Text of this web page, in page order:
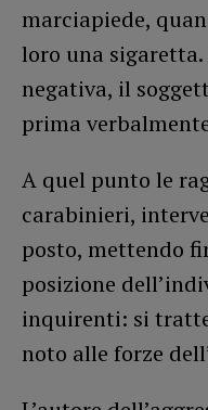
marciapiede,
loro una
negativa, il
prima
A quel punto le
carabinieri,
posto, mettendo
posizione
inquirenti: si
noto alle forze